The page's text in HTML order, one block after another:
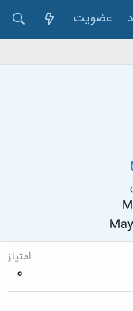
عضویت
امتیاز
0